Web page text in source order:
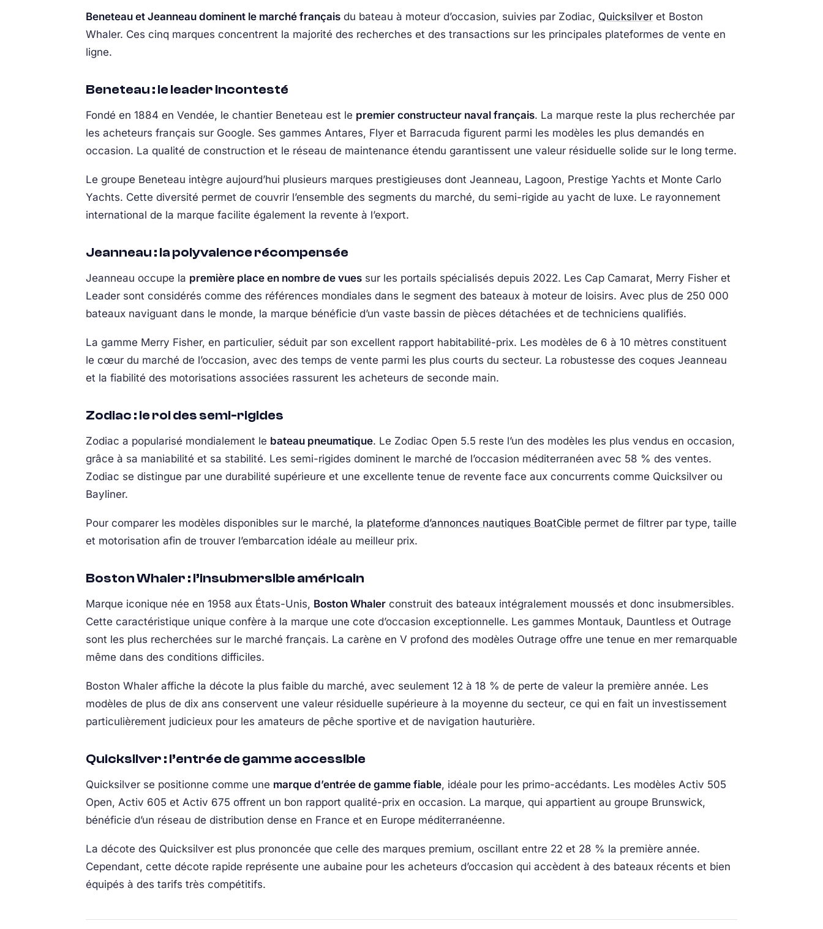
Beneteau et Jeanneau dominent le marché français du bateau à moteur d’occasion, suivies par Zodiac, Quicksilver et Boston
Whaler. Ces cinq marques concentrent la majorité des recherches et des transactions sur les principales plateformes de vente en
ligne.
Beneteau : le leader incontesté
Fondé en 1884 en Vendée, le chantier Beneteau est le premier constructeur naval français. La marque reste la plus recherchée par
les acheteurs français sur Google. Ses gammes Antares, Flyer et Barracuda figurent parmi les modèles les plus demandés en
occasion. La qualité de construction et le réseau de maintenance étendu garantissent une valeur résiduelle solide sur le long terme.
Le groupe Beneteau intègre aujourd’hui plusieurs marques prestigieuses dont Jeanneau, Lagoon, Prestige Yachts et Monte Carlo
Yachts. Cette diversité permet de couvrir l’ensemble des segments du marché, du semi-rigide au yacht de luxe. Le rayonnement
international de la marque facilite également la revente à l’export.
Jeanneau : la polyvalence récompensée
Jeanneau occupe la première place en nombre de vues sur les portails spécialisés depuis 2022. Les Cap Camarat, Merry Fisher et
Leader sont considérés comme des références mondiales dans le segment des bateaux à moteur de loisirs. Avec plus de 250 000
bateaux naviguant dans le monde, la marque bénéficie d’un vaste bassin de pièces détachées et de techniciens qualifiés.
La gamme Merry Fisher, en particulier, séduit par son excellent rapport habitabilité-prix. Les modèles de 6 à 10 mètres constituent
le cœur du marché de l’occasion, avec des temps de vente parmi les plus courts du secteur. La robustesse des coques Jeanneau
et la fiabilité des motorisations associées rassurent les acheteurs de seconde main.
Zodiac : le roi des semi-rigides
Zodiac a popularisé mondialement le bateau pneumatique. Le Zodiac Open 5.5 reste l’un des modèles les plus vendus en occasion,
grâce à sa maniabilité et sa stabilité. Les semi-rigides dominent le marché de l’occasion méditerranéen avec 58 % des ventes.
Zodiac se distingue par une durabilité supérieure et une excellente tenue de revente face aux concurrents comme Quicksilver ou
Bayliner.
Pour comparer les modèles disponibles sur le marché, la plateforme d’annonces nautiques BoatCible permet de filtrer par type, taille
et motorisation afin de trouver l’embarcation idéale au meilleur prix.
Boston Whaler : l’insubmersible américain
Marque iconique née en 1958 aux États-Unis, Boston Whaler construit des bateaux intégralement moussés et donc insubmersibles.
Cette caractéristique unique confère à la marque une cote d’occasion exceptionnelle. Les gammes Montauk, Dauntless et Outrage
sont les plus recherchées sur le marché français. La carène en V profond des modèles Outrage offre une tenue en mer remarquable
même dans des conditions difficiles.
Boston Whaler affiche la décote la plus faible du marché, avec seulement 12 à 18 % de perte de valeur la première année. Les
modèles de plus de dix ans conservent une valeur résiduelle supérieure à la moyenne du secteur, ce qui en fait un investissement
particulièrement judicieux pour les amateurs de pêche sportive et de navigation hauturière.
Quicksilver : l’entrée de gamme accessible
Quicksilver se positionne comme une marque d’entrée de gamme fiable, idéale pour les primo-accédants. Les modèles Activ 505
Open, Activ 605 et Activ 675 offrent un bon rapport qualité-prix en occasion. La marque, qui appartient au groupe Brunswick,
bénéficie d’un réseau de distribution dense en France et en Europe méditerranéenne.
La décote des Quicksilver est plus prononcée que celle des marques premium, oscillant entre 22 et 28 % la première année.
Cependant, cette décote rapide représente une aubaine pour les acheteurs d’occasion qui accèdent à des bateaux récents et bien
équipés à des tarifs très compétitifs.